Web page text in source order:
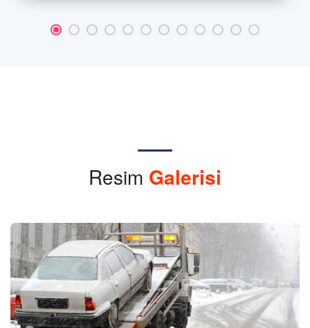
Resim Galerisi